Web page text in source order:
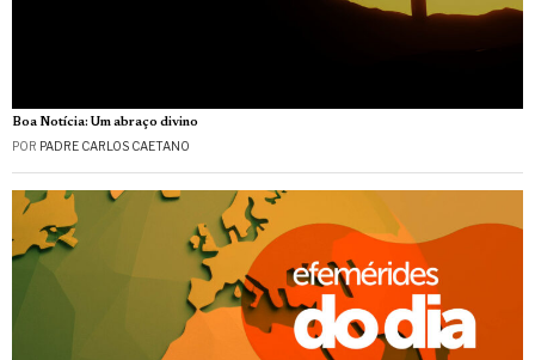
Boa Notícia: Um abraço divino
POR PADRE CARLOS CAETANO